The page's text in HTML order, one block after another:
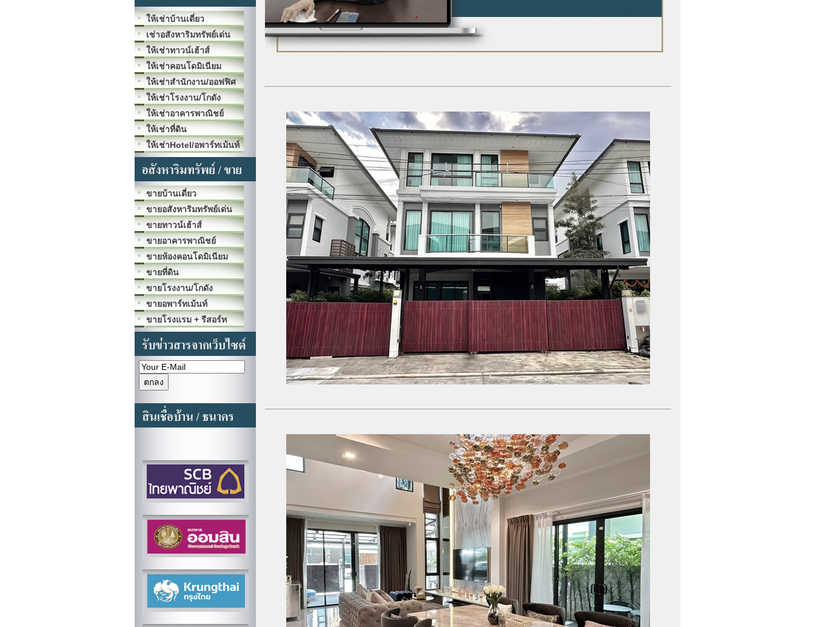
ให้เช่าบ้านเดี่ยว
เช่าอสังหาริมทรัพย์เด่น
ให้เช่าทาวน์เฮ้าส์
ให้เช่าคอนโดมิเนียม
ให้เช่าสำนักงาน/ออฟฟิศ
ให้เช่าโรงงาน/โกดัง
ให้เช่าอาคารพาณิชย์
ให้เช่าที่ดิน
ให้เช่าHotel/อพาร์ทเม้นท์
ขายบ้านเดี่ยว
ขายอสังหาริมทรัพย์เด่น
ขายทาวน์เฮ้าส์
ขายอาคารพาณิชย์
ขายห้องคอนโดมิเนียม
ขายที่ดิน
ขายโรงงาน/โกดัง
ขายอพาร์ทเม้นท์
ขายโรงแรม + รีสอร์ท